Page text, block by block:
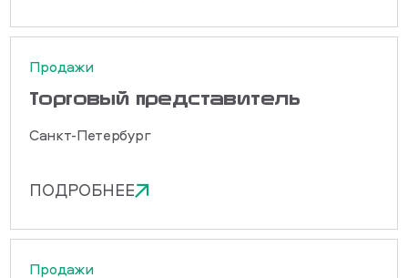
Продажи
Торговый представитель
Санкт-Петербург
ПОДРОБНЕЕ
Продажи